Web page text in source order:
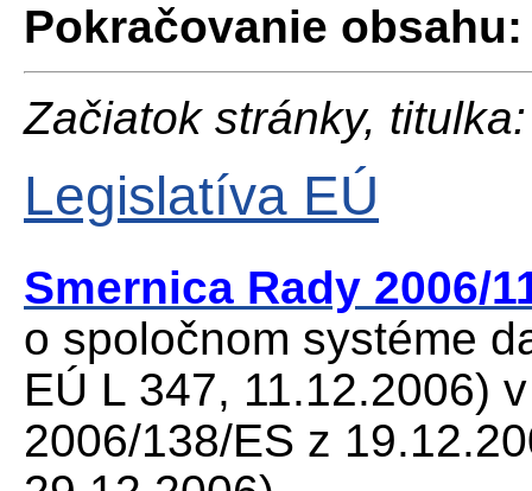
Pokračovanie obsahu:
Začiatok stránky, titulka:
Legislatíva EÚ
Smernica Rady 2006/
o spoločnom systéme
EÚ L 347, 11.12.2006)
2006/138/ES z